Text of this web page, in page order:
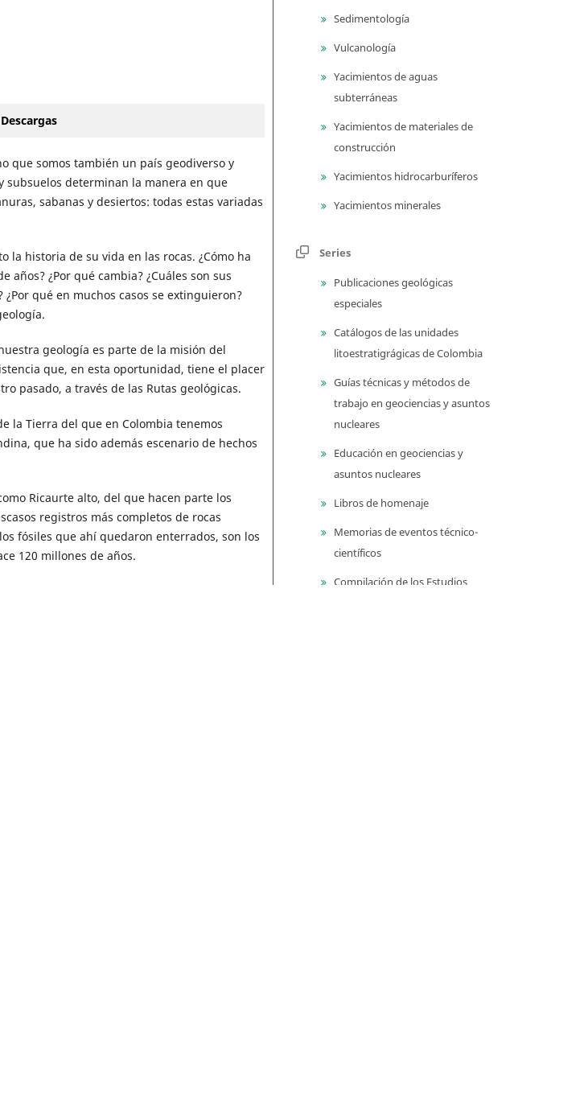
Descargas
que somos también un país geodiverso y
subsuelos determinan la manera en que
sabanas y desiertos: todas estas variadas
la historia de su vida en las rocas. ¿Cómo ha
¿Por qué cambia? ¿Cuáles son sus
qué en muchos casos se extinguieron?
geología es parte de la misión del
que, en esta oportunidad, tiene el placer
pasado, a través de las Rutas geológicas.
la Tierra del que en Colombia tenemos
que ha sido además escenario de hechos
Ricaurte alto, del que hacen parte los
registros más completos de rocas
fósiles que ahí quedaron enterrados, son los
120 millones de años.
Sedimentología
Vulcanología
Yacimientos de aguas
subterráneas
Yacimientos de materiales de
construcción
Yacimientos hidrocarburíferos
Yacimientos minerales
Series
Publicaciones geológicas
especiales
Catálogos de las unidades
litoestratigrágicas de Colombia
Guías técnicas y métodos de
trabajo en geociencias y asuntos
nucleares
Educación en geociencias y
asuntos nucleares
Libros de homenaje
Memorias de eventos técnico-
científicos
Compilación de los Estudios